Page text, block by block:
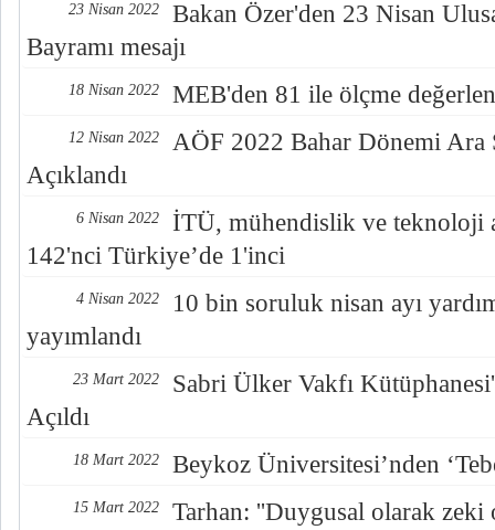
23 Nisan 2022
Bakan Özer'den 23 Nisan
Bayramı mesajı
18 Nisan 2022 MEB'den 81 ile ölçme
12 Nisan 2022
AÖF 2022 Bahar Dönemi Ara
Açıklandı
6 Nisan 2022
İTÜ, mühendislik ve teknoloji
142'nci Türkiye’de 1'inci
4 Nisan 2022
10 bin soruluk nisan ayı
yayımlandı
23 Mart 2022
Sabri Ülker Vakfı
Açıldı
18 Mart 2022 Beykoz Üniversitesi’nden
15 Mart 2022
Tarhan: ''Duygusal olarak